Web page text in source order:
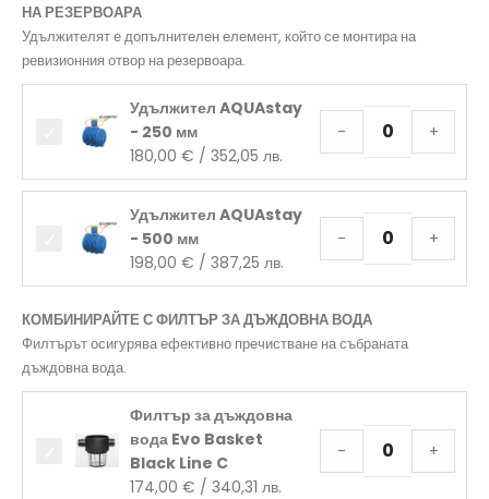
НА РЕЗЕРВОАРА
Удължителят е допълнителен елемент, който се монтира на
ревизионния отвор на резервоара.
Удължител AQUAstay
- 250 мм
180,00 € / 352,05 лв.
- +
Удължител AQUAstay
- 500 мм
198,00 € / 387,25 лв.
- +
КОМБИНИРАЙТЕ С ФИЛТЪР ЗА ДЪЖДОВНА ВОДА
Филтърът осигурява ефективно пречистване на събраната
дъждовна вода.
Филтър за дъждовна
вода Evo Basket
Black Line C
174,00 € / 340,31 лв.
- +